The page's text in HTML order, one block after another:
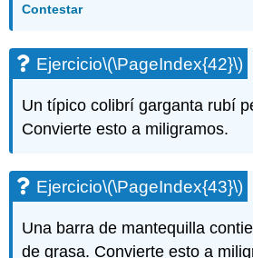
Contestar
Ejercicio\(\PageIndex{42}\)
Un típico colibrí garganta rubí
Convierte esto a miligramos.
Ejercicio\(\PageIndex{43}\)
Una barra de mantequilla
de grasa. Convierte esto a